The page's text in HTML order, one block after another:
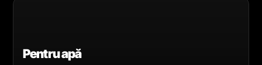
Pentru apă